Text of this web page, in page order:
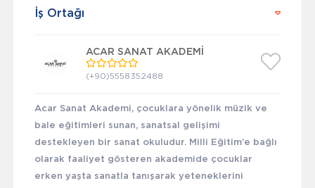
İş Ortağı
ACAR SANAT AKADEMİ
(+90)5558352488
Acar Sanat Akademi, çocuklara yönelik müzik ve
bale eğitimleri sunan, sanatsal gelişimi
destekleyen bir sanat okuludur. Milli Eğitim’e bağlı
olarak faaliyet gösteren akademide çocuklar
erken yaşta sanatla tanışarak yeteneklerini